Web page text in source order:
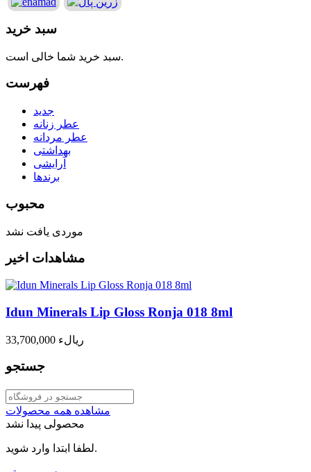
سبد خرید
سبد خرید شما خالی است.
فهرست
جدید
عطر زنانه
عطر مردانه
بهداشتی
آرایشی
برندها
محبوب
موردی یافت نشد
مشاهدات اخیر
Idun Minerals Lip Gloss Ronja 018 8ml
33,700,000 ریالء
جستجو
مشاهده همه محصولات
محصولی پیدا نشد
لطفا ابتدا وارد شوید.